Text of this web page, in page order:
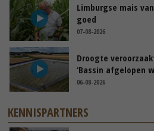
Limburgse mais
goed
07-08-2026
Droogte
‘Bassin afgelopen
06-08-2026
KENNISPARTNERS